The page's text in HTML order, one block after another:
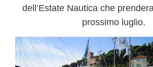
dell’Estate Nautica che
prossimo luglio.